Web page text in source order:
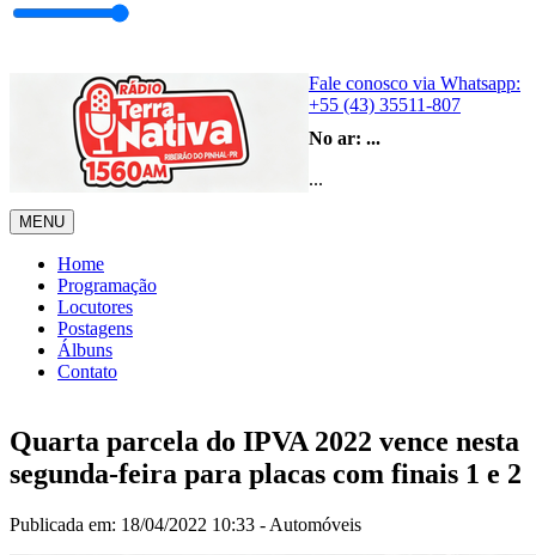
Fale conosco via Whatsapp:
+55 (43) 35511-807
No ar: ...
...
MENU
Home
Programação
Locutores
Postagens
Álbuns
Contato
Quarta parcela do IPVA 2022 vence nesta
segunda-feira para placas com finais 1 e 2
Publicada em: 18/04/2022 10:33 - Automóveis